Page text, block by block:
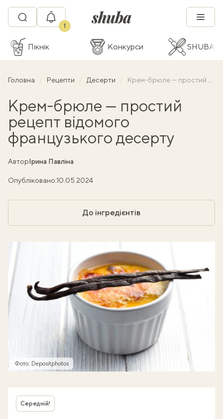
1
Пікнік Конкурси SHUBA
Головна Рецепти Десерти Крем-брюле — простий рецепт відомого французького десерту
Крем-брюле — простий
рецепт відомого
французького десерту
АвторІрина Павліна
Опубліковано:10.05.2024
До інгредієнтів
Фото: Depositphotos
Середній!